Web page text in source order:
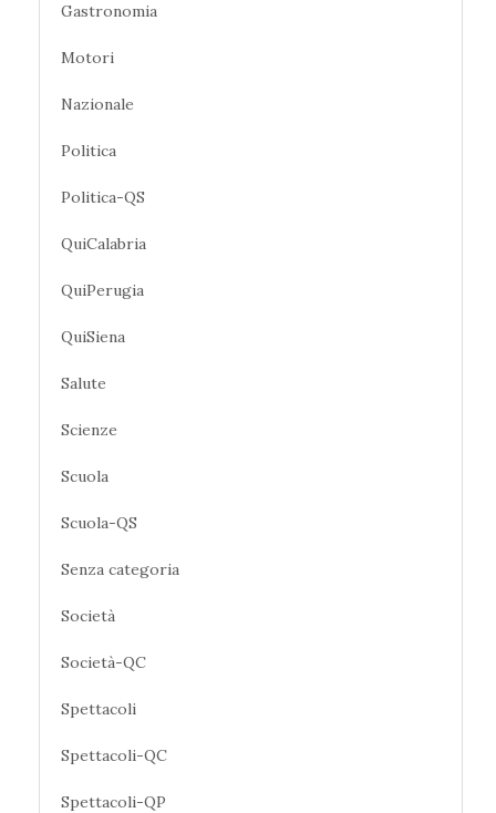
Gastronomia
Motori
Nazionale
Politica
Politica-QS
QuiCalabria
QuiPerugia
QuiSiena
Salute
Scienze
Scuola
Scuola-QS
Senza categoria
Società
Società-QC
Spettacoli
Spettacoli-QC
Spettacoli-QP